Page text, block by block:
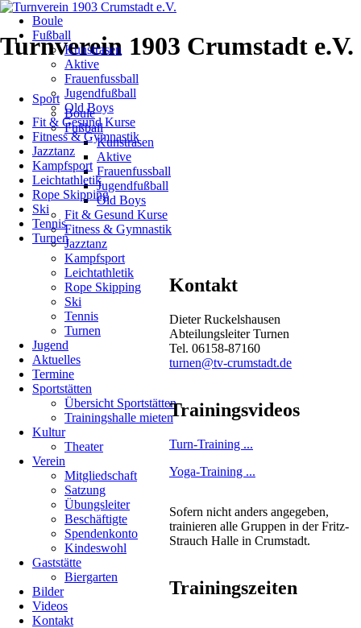
Turnverein 1903 Crumstadt e.V.
Navigation
überspringen
Sport
Boule
Fußball
Kunstrasen
Aktive
Frauenfussball
Jugendfußball
Old Boys
Fit & Gesund Kurse
Fitness & Gymnastik
Jazztanz
Kampfsport
Leichtathletik
Rope Skipping
Ski
Tennis
Turnen
Jugend
Aktuelles
Termine
Sportstätten
Übersicht Sportstätten
Trainingshalle mieten
Kultur
Theater
Verein
Mitgliedschaft
Satzung
Übungsleiter
Beschäftigte
Spendenkonto
Kindeswohl
Gaststätte
Biergarten
Bilder
Videos
Kontakt
Turnen
Bestellten
Shirts
Pullover
können
abgeholt
werden!
11.05.2023
von
Dieter
15.
Mai
und
jeweils
von
Navigation
überspringen
Boule
Fußball
Kunstrasen
Aktive
Frauenfussball
Jugendfußball
Old Boys
Fit & Gesund Kurse
Fitness & Gymnastik
Jazztanz
Kampfsport
Leichtathletik
Rope Skipping
Ski
Tennis
Turnen
Kontakt
Dieter Ruckelshausen
Abteilungsleiter Turnen
Tel. 06158-87160
turnen@tv-crumstadt.de
Trainingsvideos
Turn-Training ...
Yoga-Training ...
Sofern nicht anders angegeben,
trainieren alle Gruppen in der Fritz-
Strauch Halle in Crumstadt.
Trainingszeiten